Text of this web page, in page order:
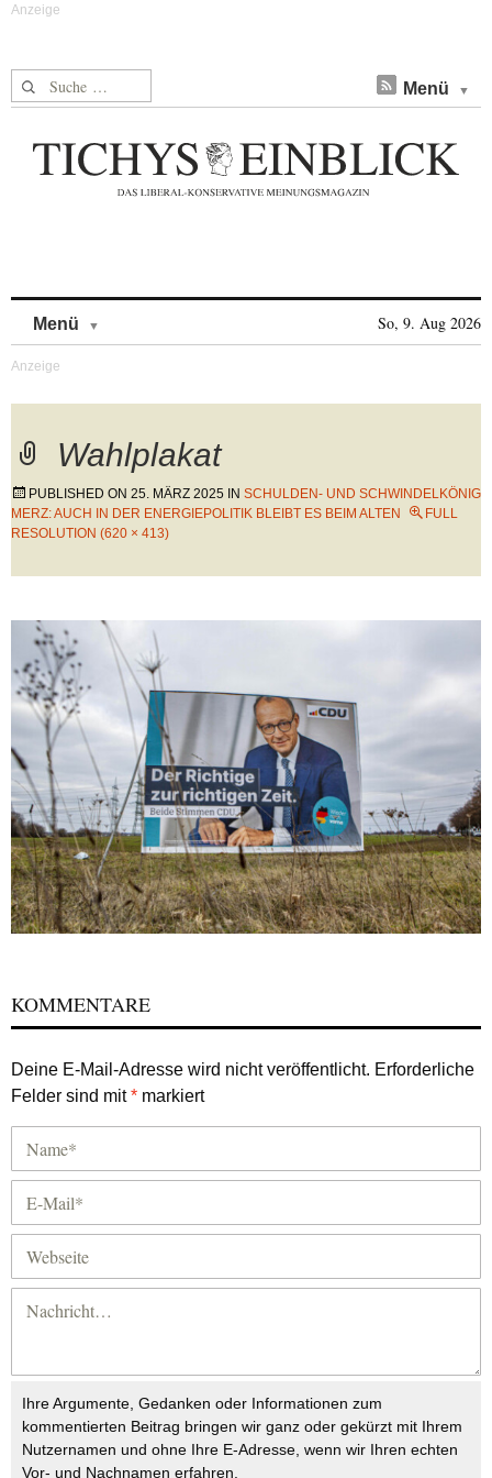
Suche nach: Menü
Menü So, 9. Aug 2026
Wahlplakat
PUBLISHED ON 25. MÄRZ 2025 IN SCHULDEN- UND SCHWINDELKÖNIG
MERZ: AUCH IN DER ENERGIEPOLITIK BLEIBT ES BEIM ALTEN
FULL
RESOLUTION (620 × 413)
KOMMENTARE
Deine E-Mail-Adresse wird nicht veröffentlicht. Erforderliche
Felder sind mit* markiert
Ihre Argumente, Gedanken oder Informationen zum
kommentierten Beitrag bringen wir ganz oder gekürzt mit Ihrem
Nutzernamen und ohne Ihre E-Adresse, wenn wir Ihren echten
Vor- und Nachnamen erfahren.